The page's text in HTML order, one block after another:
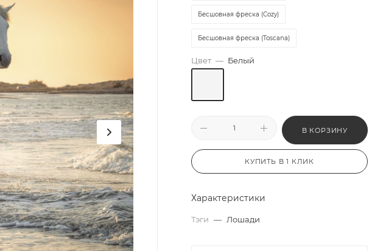
Бесшовная фреска (Cozy)
Бесшовная фреска (Toscana)
Цвет — Белый
В КОРЗИНУ
КУПИТЬ В 1 КЛИК
Характеристики
Тэги — Лошади